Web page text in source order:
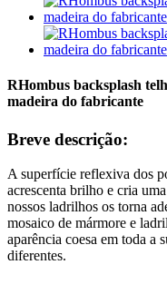
RHombus backsplash
madeira do fabricante
Breve descrição:
A superfície reflexiva dos
acrescenta brilho e cria
nossos ladrilhos os torna
mosaico de mármore e
aparência coesa em toda a
diferentes.